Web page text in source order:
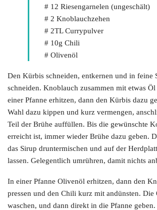
# 12 Riesengarnelen (ungeschält)
# 2 Knoblauchzehen
# 2TL Currypulver
# 10g Chili
# Olivenöl
Den Kürbis schneiden, entkernen und in feine
schneiden. Knoblauch zusammen mit etwas
einer Pfanne erhitzen, dann den Kürbis dazu
Wahl dazu kippen und kurz vermengen,
Teil der Brühe auffüllen. Bis die gewünschte
erreicht ist, immer wieder Brühe dazu geben.
das Sirup druntermischen und auf der
lassen. Gelegentlich umrühren, damit nichts
In einer Pfanne Olivenöl erhitzen, dann den
pressen und den Chili kurz mit andünsten. Die
waschen, und dann direkt in die Pfanne